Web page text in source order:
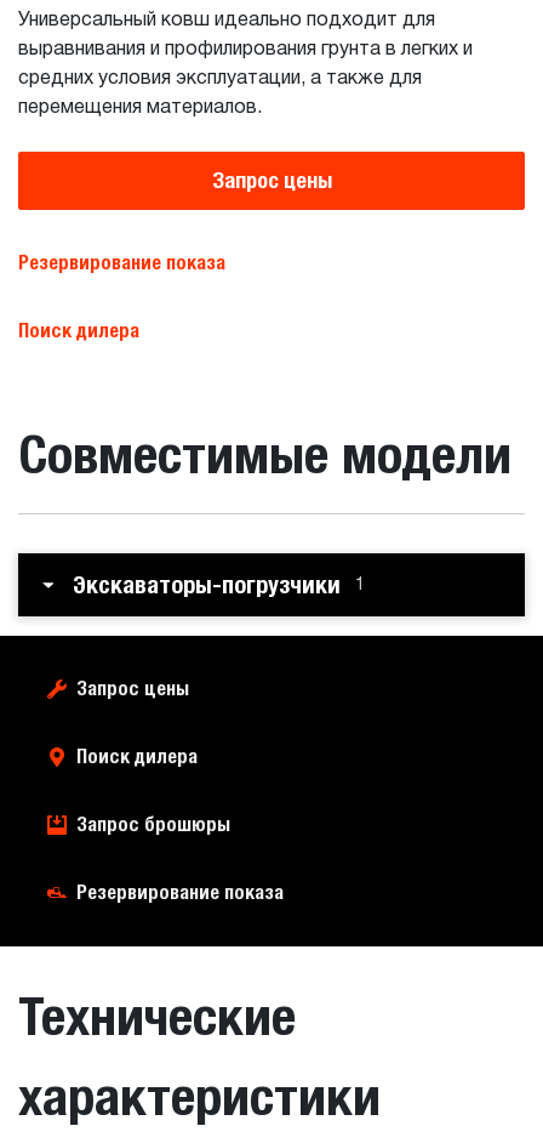
Универсальный ковш идеально подходит для
выравнивания и профилирования грунта в легких и
средних условия эксплуатации, а также для
перемещения материалов.
Запрос цены
Резервирование показа
Поиск дилера
Совместимые модели
Экскаваторы-погрузчики 1
Запрос цены
Поиск дилера
Запрос брошюры
Резервирование показа
Технические
характеристики